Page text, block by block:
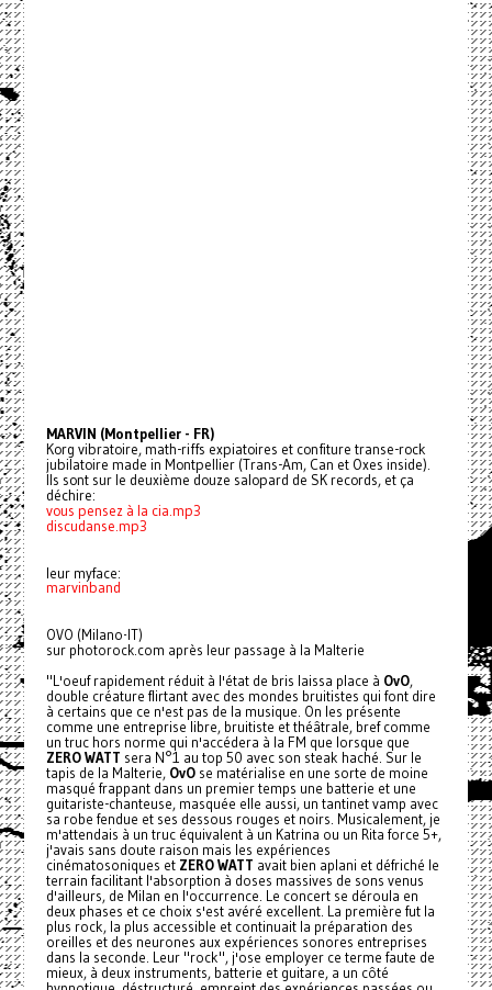
MARVIN (Montpellier - FR)
Korg vibratoire, math-riffs expiatoires et confiture transe-rock
jubilatoire made in Montpellier (Trans-Am, Can et Oxes inside).
Ils sont sur le deuxième douze salopard de SK records, et ça
déchire:
vous pensez à la cia.mp3
discudanse.mp3
leur myface:
marvinband
OVO (Milano-IT)
sur photorock.com après leur passage à la Malterie
"L'oeuf rapidement réduit à l'état de bris laissa place à OvO,
double créature flirtant avec des mondes bruitistes qui font dire
à certains que ce n'est pas de la musique. On les présente
comme une entreprise libre, bruitiste et théâtrale, bref comme
un truc hors norme qui n'accédera à la FM que lorsque que
ZERO WATT sera N°1 au top 50 avec son steak haché. Sur le
tapis de la Malterie, OvOse matérialise en une sorte de moine
masqué frappant dans un premier temps une batterie et une
guitariste-chanteuse, masquée elle aussi, un tantinet vamp avec
sa robe fendue et ses dessous rouges et noirs. Musicalement, je
m'attendais à un truc équivalent à un Katrina ou un Rita force 5+,
j'avais sans doute raison mais les expériences
cinématosoniques et ZERO WATT avait bien aplani et défriché le
terrain facilitant l'absorption à doses massives de sons venus
d'ailleurs, de Milan en l'occurrence. Le concert se déroula en
deux phases et ce choix s'est avéré excellent. La première fut la
plus rock, la plus accessible et continuait la préparation des
oreilles et des neurones aux expériences sonores entreprises
dans la seconde. Leur "rock", j'ose employer ce terme faute de
mieux, à deux instruments, batterie et guitare, a un côté